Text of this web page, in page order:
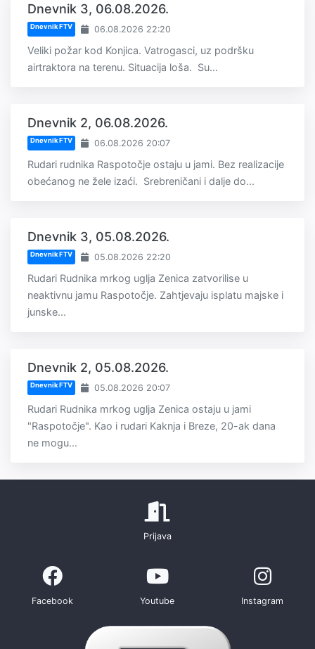
Dnevnik 3, 06.08.2026.
Dnevnik FTV 06.08.2026 22:20
Veliki požar kod Konjica. Vatrogasci, uz podršku
airtraktora na terenu. Situacija loša. Su...
Dnevnik 2, 06.08.2026.
Dnevnik FTV 06.08.2026 20:07
Rudari rudnika Raspotočje ostaju u jami. Bez realizacije
obećanog ne žele izaći. Srebreničani i dalje do...
Dnevnik 3, 05.08.2026.
Dnevnik FTV 05.08.2026 22:20
Rudari Rudnika mrkog uglja Zenica zatvorilise u
neaktivnu jamu Raspotočje. Zahtjevaju isplatu majske i
junske...
Dnevnik 2, 05.08.2026.
Dnevnik FTV 05.08.2026 20:07
Rudari Rudnika mrkog uglja Zenica ostaju u jami
"Raspotočje". Kao i rudari Kaknja i Breze, 20-ak dana
ne mogu...
Prijava
Facebook Youtube Instagram